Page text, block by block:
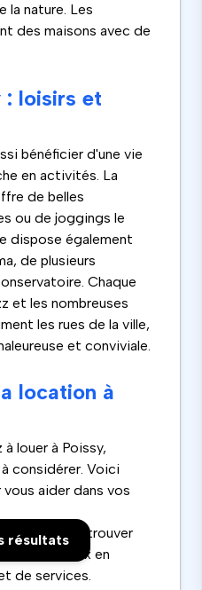
résultats
la nature. Les
des maisons avec de
: loisirs et
bénéficier d'une vie
en activités. La
de belles
ou de joggings le
dispose également
de plusieurs
Chaque
et les nombreuses
les rues de la ville,
et conviviale.
location à
louer à Poissy,
considérer. Voici
aider dans vos
pour trouver
le mieux en
de services.